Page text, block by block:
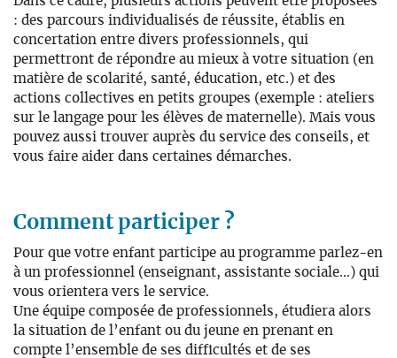
: des parcours individualisés de réussite, établis en
concertation entre divers professionnels, qui
permettront de répondre au mieux à votre situation (en
matière de scolarité, santé, éducation, etc.) et des
actions collectives en petits groupes (exemple : ateliers
sur le langage pour les élèves de maternelle). Mais vous
pouvez aussi trouver auprès du service des conseils, et
vous faire aider dans certaines démarches.
Comment participer ?
Pour que votre enfant participe au programme parlez-en
à un professionnel (enseignant, assistante sociale...) qui
vous orientera vers le service.
Une équipe composée de professionnels, étudiera alors
la situation de l’enfant ou du jeune en prenant en
compte l’ensemble de ses difficultés et de ses